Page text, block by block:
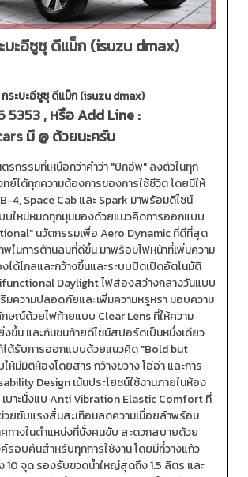
บะอีซูซุ ดีแม็ก (isuzu dmax)
ระบะอีซูซุ ดีแม็ก (isuzu dmax)
5353, หรือ Add Line :
มี @ ด้วยนะครับ
รกรรมที่เหนือกว่าคำว่า "ปิกอัพ" ลงตัวในทุก
ย์ได้ทุกความต้องการของการใช้ชีวิต โดยมีให้
4, Space Cab และ Spark มาพร้อมดีไซน์
บใหม่หมดทุกมุมมองด้วยแนวคิดการออกแบบ
นวัตกรรมเพื่อ Aero Dynamic ที่ดีที่สุด
พในการต้านลมที่ดีขึ้น มาพร้อมไฟหน้าที่เพิ่มความ
ได้ไกลและกว้างขึ้นและระบบปิดเปิดอัตโนมัติ
Daylight ไฟส่องสว่างกลางวันแบบ
มความปลอดภัยและเพิ่มความหรูหรา มอบความ
กษณ์ด้วยไฟท้ายแบบ Clear Lens ที่ให้ความ
งขึ้น และกันชนท้ายดีไซน์สปอร์ตเป็นหนึ่งเดียว
ได้รับการออกแบบด้วยแนวคิด "Bold but
ห้มีมิติห้องโดยสาร กว้างขวาง โอ่อ่า และการ
Design เน้นประโยชน์ใช้งานภายในห้อง
บาะนั่งแบ Anti Vibration Elastic Comfort ที่
ยซับแรงสั่นสะเทือนลดความเมื่อยล้าพร้อม
ทางในตำแหน่งที่นั่งคนขับ สะดวกสบายด้วย
รอบคันสำหรับทุกการใช้งาน โดยมีที่วางแก้ว
10 จุด รองรับขวดน้ำใหญ่สุดถึง 1.5 ลิตร และ